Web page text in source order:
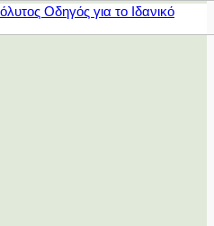
Οδηγός για το Ιδανικό